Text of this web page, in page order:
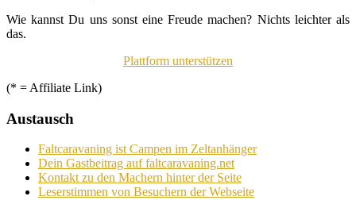
Wie kannst Du uns sonst eine Freude machen? Nichts leichter als
das.
Plattform unterstützen
(* = Affiliate Link)
Austausch
Faltcaravaning ist Campen im Zeltanhänger
Dein Gastbeitrag auf faltcaravaning.net
Kontakt zu den Machern hinter der Seite
Leserstimmen von Besuchern der Webseite